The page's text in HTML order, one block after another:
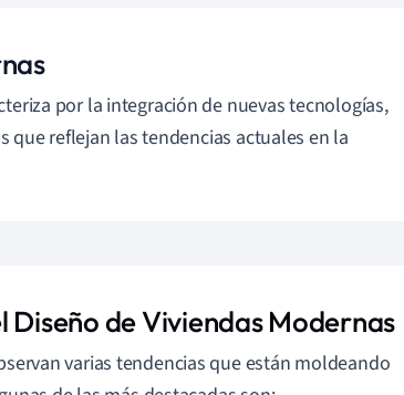
por la integración de nuevas tecnologías,
que reflejan las tendencias actuales en la
Diseño de Viviendas Modernas
varias tendencias que están moldeando